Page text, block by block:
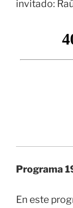
invitado:
Programa
En este